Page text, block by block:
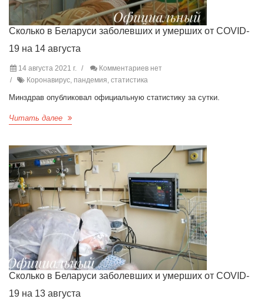
Сколько в Беларуси заболевших и умерших от COVID-
19 на 14 августа
14 августа 2021 г.
Комментариев нет
Коронавирус, пандемия, статистика
Минздрав опубликовал официальную статистику за сутки.
Читать далее
Сколько в Беларуси заболевших и умерших от COVID-
19 на 13 августа